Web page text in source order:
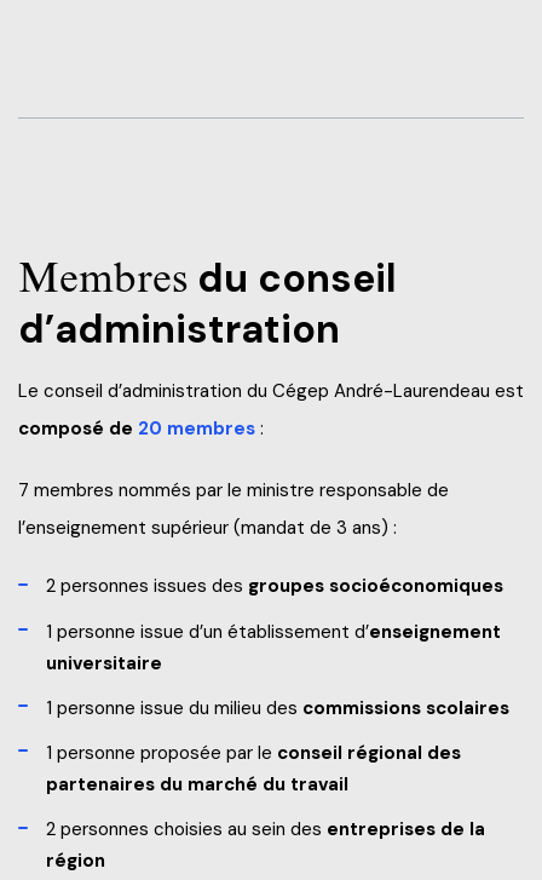
Membres du conseil
d’administration
Le conseil d’administration du Cégep André-Laurendeau est
composé de 20 membres :
7 membres nommés par le ministre responsable de
l’enseignement supérieur (mandat de 3 ans) :
2 personnes issues des groupes socioéconomiques
1 personne issue d’un établissement d’enseignement
universitaire
1 personne issue du milieu des commissions scolaires
1 personne proposée par le conseil régional des
partenaires du marché du travail
2 personnes choisies au sein des entreprises de la
région